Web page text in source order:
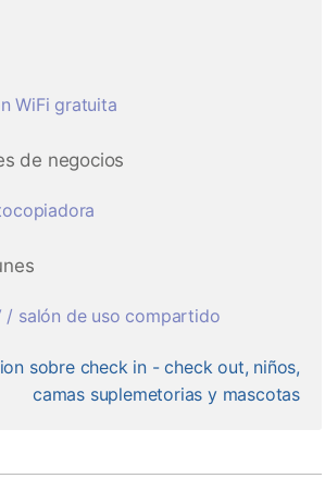
WiFi gratuita
de negocios
/ salón de uso compartido
sobre check in - check out, niños,
camas suplemetorias y mascotas